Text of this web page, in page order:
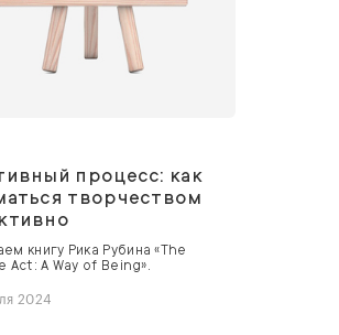
процесс: как
творчеством
книгу Рика Рубина «The
Act: A Way of Being».
2024